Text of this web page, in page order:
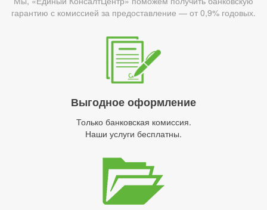
гарантию с комиссией за предоставление — от 0,9% годовых.
Выгодное оформление
Только банковская комиссия.
Наши услуги бесплатны.